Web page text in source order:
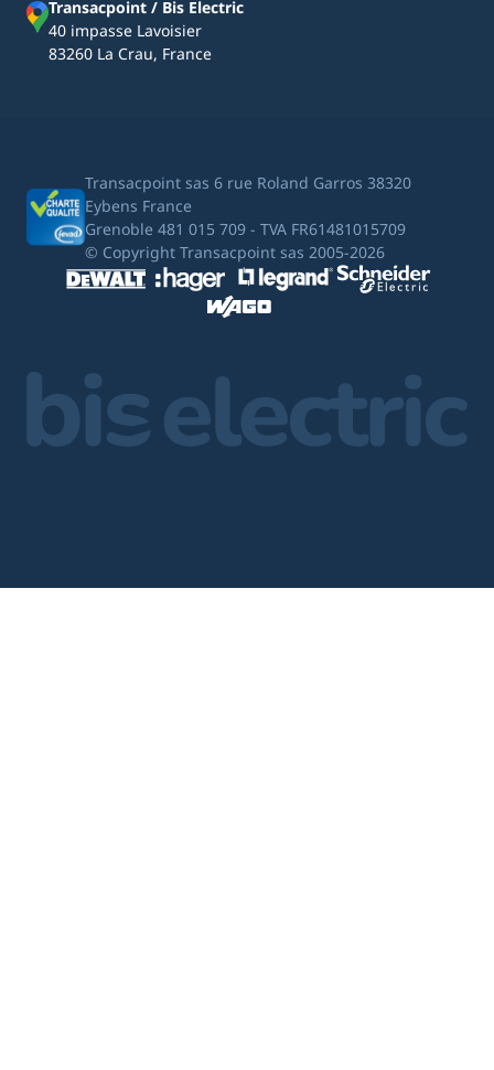
Transacpoint / Bis Electric
40 impasse Lavoisier
83260 La Crau, France
Transacpoint sas 6 rue Roland Garros 38320
Eybens France
Grenoble 481 015 709 - TVA FR61481015709
© Copyright Transacpoint sas 2005-2026